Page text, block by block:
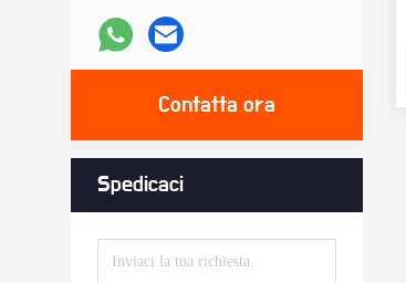
Contatta ora
Spedicaci